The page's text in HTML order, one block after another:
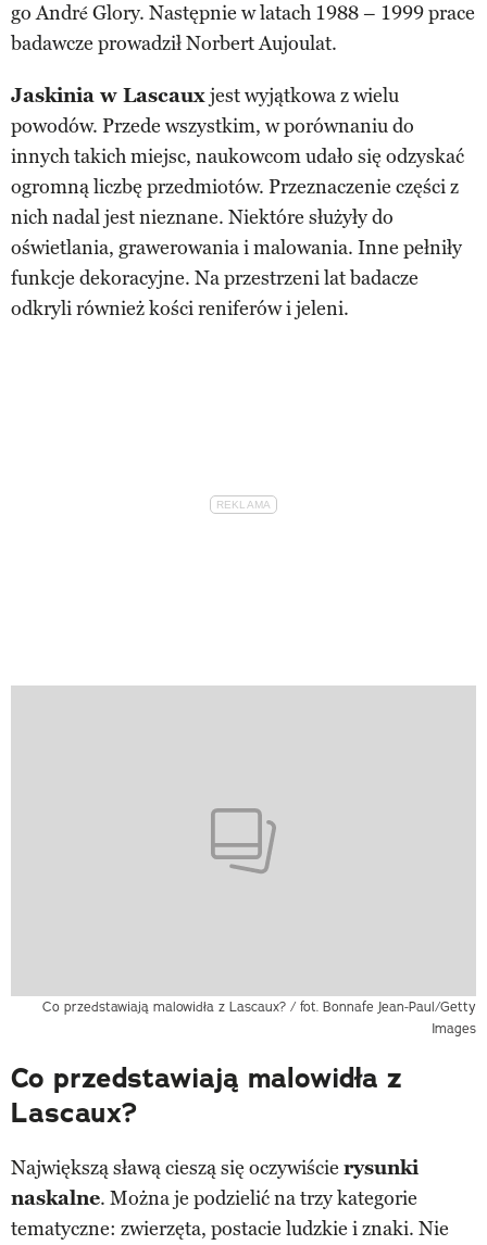
go André Glory. Następnie w latach 1988 – 1999 prace
badawcze prowadził Norbert Aujoulat.
Jaskinia w Lascauxjest wyjątkowa z wielu
powodów. Przede wszystkim, w porównaniu do
innych takich miejsc, naukowcom udało się odzyskać
ogromną liczbę przedmiotów. Przeznaczenie części z
nich nadal jest nieznane. Niektóre służyły do ​​
oświetlania, grawerowania i malowania. Inne pełniły
funkcje dekoracyjne. Na przestrzeni lat badacze
odkryli również kości reniferów i jeleni.
Co przedstawiają malowidła z Lascaux? / fot. Bonnafe Jean-Paul/Getty
Images
Co przedstawiają malowidła z
Lascaux?
Największą sławą cieszą się oczywiście rysunki
naskalne. Można je podzielić na trzy kategorie
tematyczne: zwierzęta, postacie ludzkie i znaki. Nie